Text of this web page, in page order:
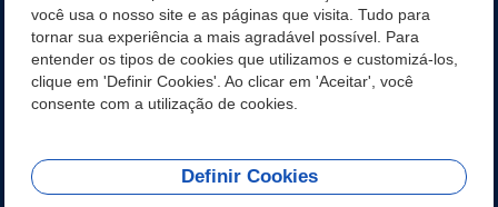
NOTÍCIAS
APLICATIVO
REDES SOCIAIS
você usa o nosso site e as páginas que visita. Tudo para
tornar sua experiência a mais agradável possível. Para
entender os tipos de cookies que utilizamos e customizá-los,
clique em 'Definir Cookies'. Ao clicar em 'Aceitar', você
consente com a utilização de cookies.
Definir Cookies